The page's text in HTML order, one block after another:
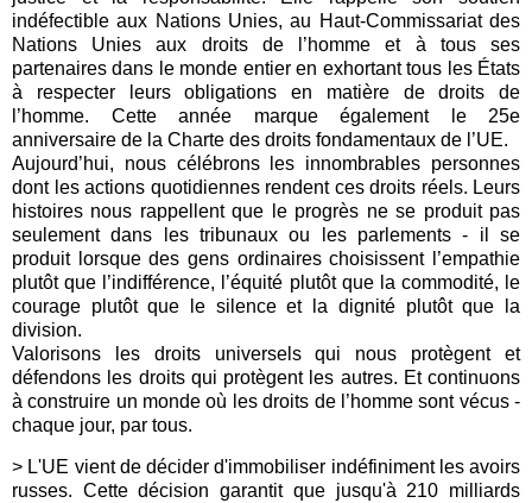
indéfectible aux Nations Unies, au Haut-Commissariat des
Nations Unies aux droits de l’homme et à tous ses
partenaires dans le monde entier en exhortant tous les États
à respecter leurs obligations en matière de droits de
l’homme. Cette année marque également le 25e
anniversaire de la Charte des droits fondamentaux de l’UE.
Aujourd’hui, nous célébrons les innombrables personnes
dont les actions quotidiennes rendent ces droits réels. Leurs
histoires nous rappellent que le progrès ne se produit pas
seulement dans les tribunaux ou les parlements - il se
produit lorsque des gens ordinaires choisissent l’empathie
plutôt que l’indifférence, l’équité plutôt que la commodité, le
courage plutôt que le silence et la dignité plutôt que la
division.
Valorisons les droits universels qui nous protègent et
défendons les droits qui protègent les autres. Et continuons
à construire un monde où les droits de l’homme sont vécus -
chaque jour, par tous.
> L'UE vient de décider d'immobiliser indéfiniment les avoirs
russes. Cette décision garantit que jusqu'à 210 milliards